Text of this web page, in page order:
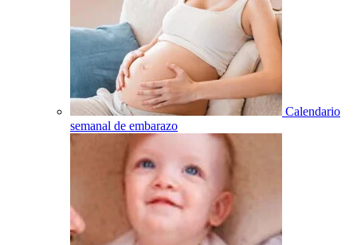
Calendario
semanal de embarazo